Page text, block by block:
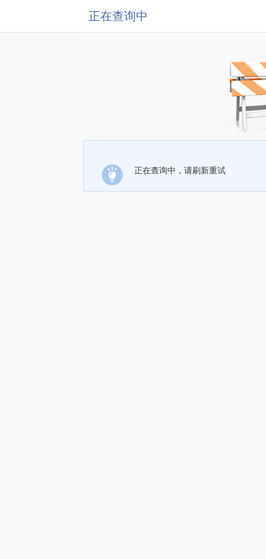
正在查询中
正在查询中，请刷新重试